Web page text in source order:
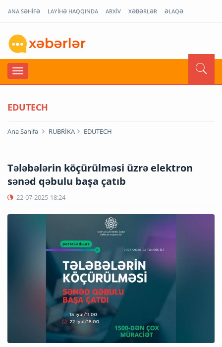
ANA SƏHİFƏ LAYİHƏ HAQQINDA ARXİV XƏBƏRLƏR ƏLAQƏ
EDUTECH
Ana Səhifə RUBRİKA EDUTECH
Tələbələrin köçürülməsi üzrə elektron
sənəd qəbulu başa çatıb
22-07-2025 18:24